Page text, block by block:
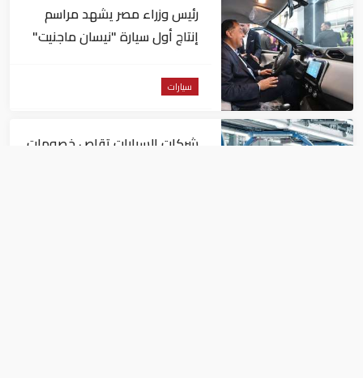
رئيس وزراء مصر يشهد مراسم
إنتاج أول سيارة "نيسان ماجنيت"
سيارات
شركات السيارات تقلص خصومات